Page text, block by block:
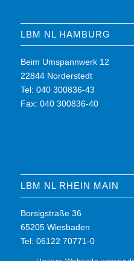
LBM NL HAMBURG
Beim Umspannwerk 12
22844 Norderstedt
Tel: 040 300836-43
Fax: 040 300836-40
LBM NL RHEIN MAIN
Borsigstraße 36
65205 Wiesbaden
Tel: 06122 70771-0